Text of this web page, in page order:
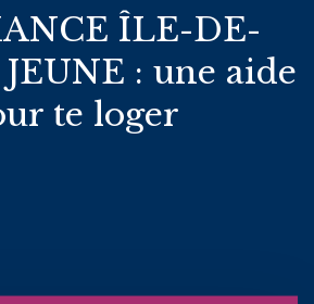
ÎLE-DE-
: une aide
te loger